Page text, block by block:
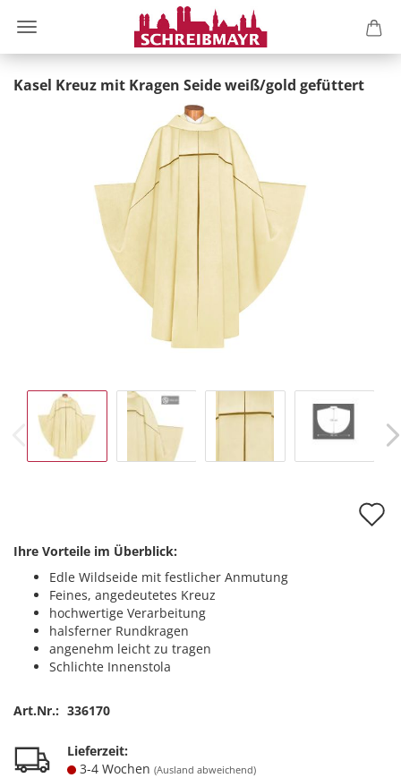
Kasel Kreuz mit Kragen Seide weiß/gold gefüttert
Ihre Vorteile im Überblick:
Edle Wildseide mit festlicher Anmutung
Feines, angedeutetes Kreuz
hochwertige Verarbeitung
halsferner Rundkragen
angenehm leicht zu tragen
Schlichte Innenstola
Art.Nr.: 336170
Lieferzeit:
3-4 Wochen (Ausland abweichend)